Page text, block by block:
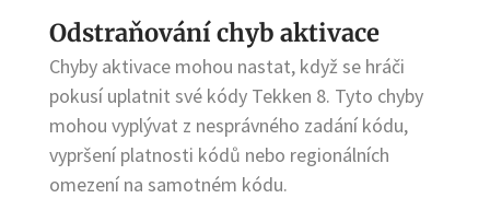
Odstraňování chyb aktivace
Chyby aktivace mohou nastat, když se hráči
pokusí uplatnit své kódy Tekken 8. Tyto chyby
mohou vyplývat z nesprávného zadání kódu,
vypršení platnosti kódů nebo regionálních
omezení na samotném kódu.